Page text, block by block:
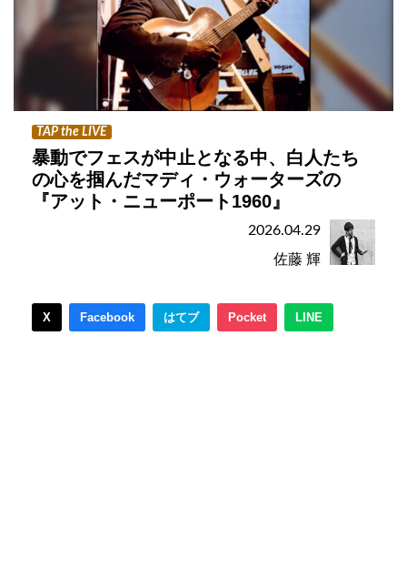
TAP the LIVE
暴動でフェスが中止となる中、白人たち
の心を掴んだマディ・ウォーターズの
『アット・ニューポート1960』
2026.04.29
佐藤 輝
X Facebook はてブ Pocket LINE